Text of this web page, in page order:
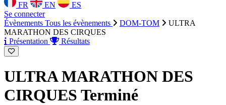
FR EN
ES
Se connecter
Évènements Tous les évènements DOM-TOM
ULTRA
MARATHON DES CIRQUES
Présentation
Résultats
ULTRA MARATHON DES
CIRQUES Terminé